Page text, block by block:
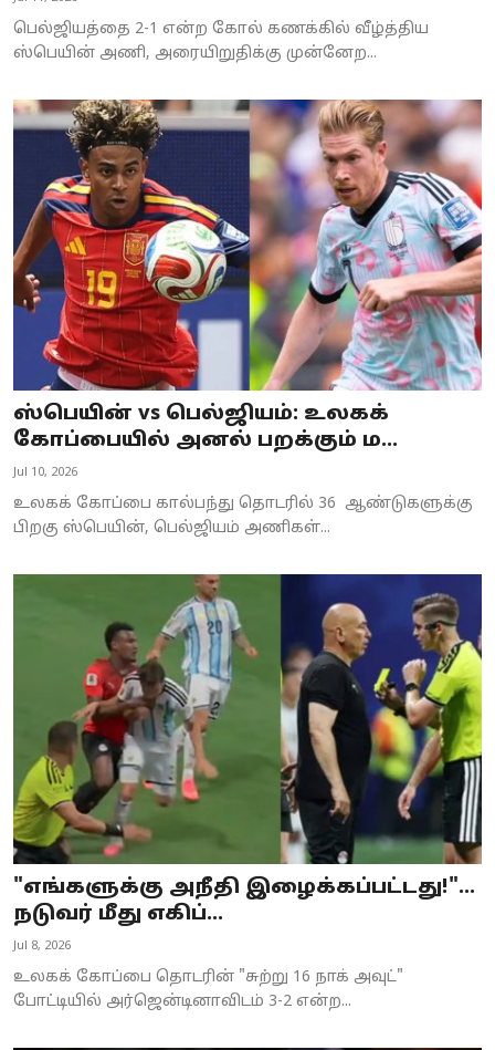
பெல்ஜியத்தை 2-1 என்ற கோல் கணக்கில் வீழ்த்திய
ஸ்பெயின் அணி, அரையிறுதிக்கு முன்னேற...
ஸ்பெயின் vs பெல்ஜியம்: உலகக்
கோப்பையில் அனல் பறக்கும் ம...
Jul 10, 2026
உலகக் கோப்பை கால்பந்து தொடரில் 36 ஆண்டுகளுக்கு
பிறகு ஸ்பெயின், பெல்ஜியம் அணிகள்...
"எங்களுக்கு அநீதி இழைக்கப்பட்டது!"...
நடுவர் மீது எகிப்...
Jul 8, 2026
உலகக் கோப்பை தொடரின் "சுற்று 16 நாக் அவுட்"
போட்டியில் அர்ஜென்டினாவிடம் 3-2 என்ற...